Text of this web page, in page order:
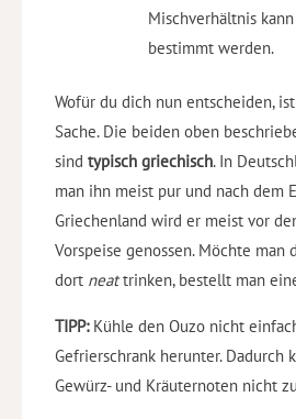
Mischverhältnis
bestimmt werden.
Wofür du dich nun entscheiden,
Sache. Die beiden oben
sind typisch griechisch. In
man ihn meist pur und nach dem
Griechenland wird er meist vor
Vorspeise genossen. Möchte man
dort neattrinken, bestellt man
TIPP:Kühle den Ouzo nicht
Gefrierschrank herunter. Dadurch
Gewürz- und Kräuternoten nicht